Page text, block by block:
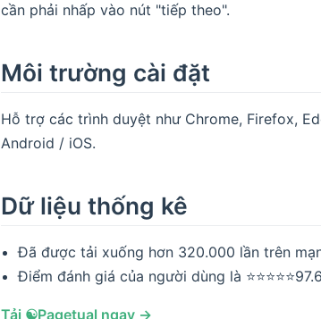
cần phải nhấp vào nút "tiếp theo".
Môi trường cài đặt
Hỗ trợ các trình duyệt như Chrome, Firefox,
Android / iOS.
Dữ liệu thống kê
Đã được tải xuống hơn 320.000 lần trên
Điểm đánh giá của người dùng là
Tải ☯️Pagetual ngay →